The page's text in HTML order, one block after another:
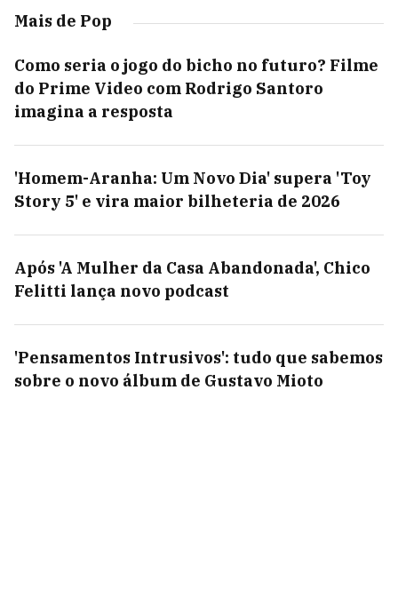
Mais de Pop
Como seria o jogo do bicho no futuro? Filme
do Prime Video com Rodrigo Santoro
imagina a resposta
'Homem-Aranha: Um Novo Dia' supera 'Toy
Story 5' e vira maior bilheteria de 2026
Após 'A Mulher da Casa Abandonada', Chico
Felitti lança novo podcast
'Pensamentos Intrusivos': tudo que sabemos
sobre o novo álbum de Gustavo Mioto